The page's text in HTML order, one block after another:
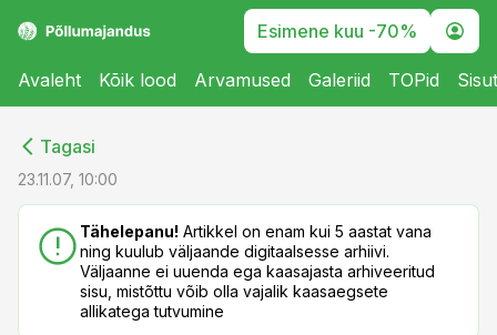
Esimene kuu -70%
Avaleht Kõik lood Arvamused Galeriid TOPid
Tagasi
23.11.07, 10:00
Tähelepanu! Artikkel on enam kui 5 aastat vana
ning kuulub väljaande digitaalsesse arhiivi.
Väljaanne ei uuenda ega kaasajasta arhiveeritud
sisu, mistõttu võib olla vajalik kaasaegsete
allikatega tutvumine